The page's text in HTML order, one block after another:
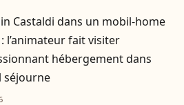
Castaldi dans un mobil-home
l’animateur fait visiter
hébergement dans
séjourne